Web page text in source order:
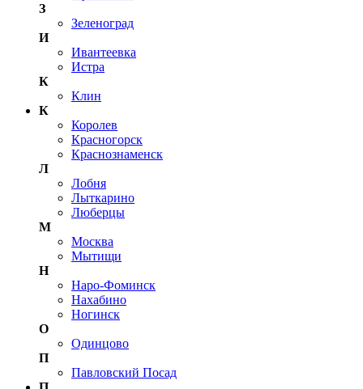
З
Зеленоград
И
Ивантеевка
Истра
К
Клин
К
Королев
Красногорск
Краснознаменск
Л
Лобня
Лыткарино
Люберцы
М
Москва
Мытищи
Н
Наро-Фоминск
Нахабино
Ногинск
О
Одинцово
П
Павловский Посад